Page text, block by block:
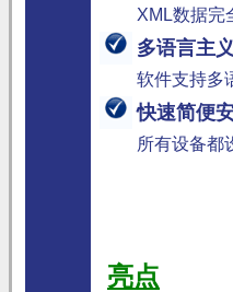
XML数据完
多语言主义
软件支持多
快速简便
所有设备都
亮点